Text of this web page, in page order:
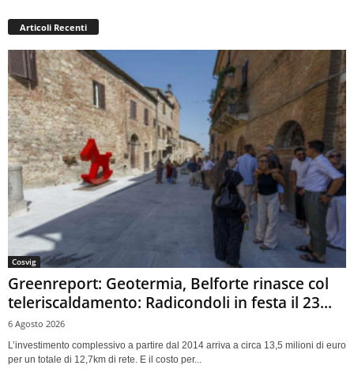
Articoli Recenti
Cosvig
Greenreport: Geotermia, Belforte rinasce col
teleriscaldamento: Radicondoli in festa il 23...
6 Agosto 2026
L’investimento complessivo a partire dal 2014 arriva a circa 13,5 milioni di euro
per un totale di 12,7km di rete. E il costo per...